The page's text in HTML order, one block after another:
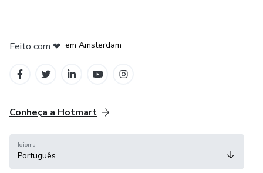
Feito com ❤ em Amsterdam
Conheça a Hotmart
Idioma
Português